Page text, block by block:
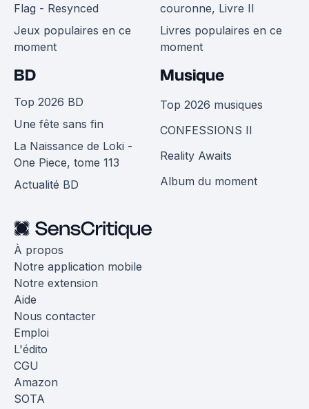
Flag - Resynced
Jeux populaires en ce
moment
couronne, Livre II
Livres populaires en ce
moment
BD
Top 2026 BD
Une fête sans fin
La Naissance de Loki -
One Piece, tome 113
Actualité BD
Musique
Top 2026 musiques
CONFESSIONS II
Reality Awaits
Album du moment
À propos
Notre application mobile
Notre extension
Aide
Nous contacter
Emploi
L'édito
CGU
Amazon
SOTA